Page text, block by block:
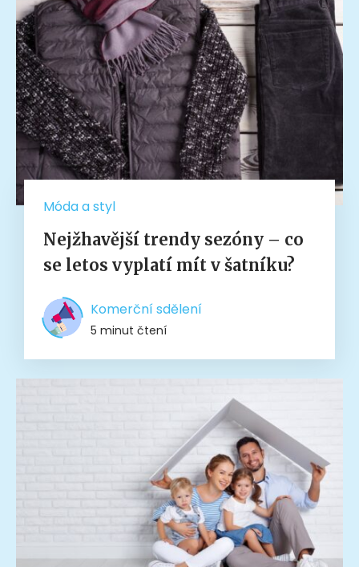
Móda a styl
Nejžhavější trendy sezóny – co
se letos vyplatí mít v šatníku?
Komerční sdělení
5 minut čtení